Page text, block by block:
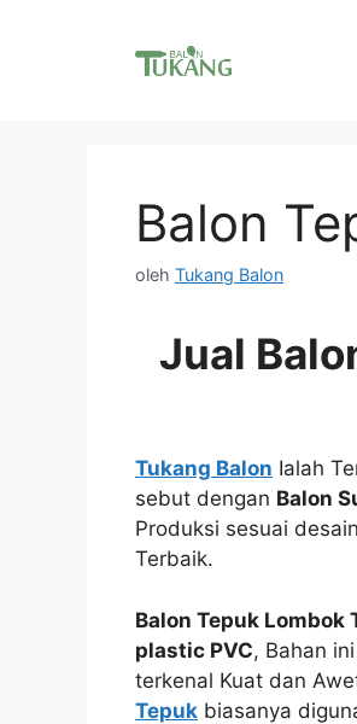
Balon
oleh Tukang Balon
Jual
Tukang Balon Ialah
sebut dengan Balon
Produksi sesuai
Terbaik.
Balon Tepuk Lombok
plastic PVC, Bahan
terkenal Kuat dan
Tepuk biasanya